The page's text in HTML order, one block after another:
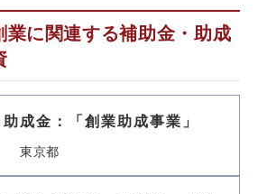
業に関連する補助金・助成
成金：「創業助成事業」
東京都